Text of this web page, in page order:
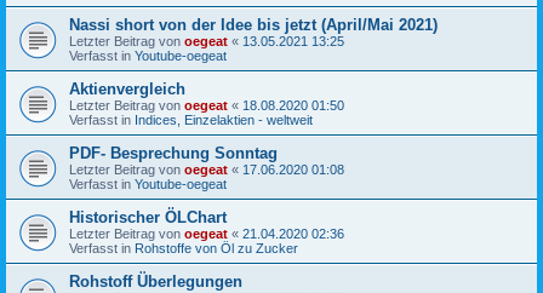
Nassi short von der Idee bis jetzt (April/Mai 2021)
Letzter Beitrag von oegeat « 13.05.2021 13:25
Verfasst in Youtube-oegeat
Aktienvergleich
Letzter Beitrag von oegeat « 18.08.2020 01:50
Verfasst in Indices, Einzelaktien - weltweit
PDF- Besprechung Sonntag
Letzter Beitrag von oegeat « 17.06.2020 01:08
Verfasst in Youtube-oegeat
Historischer ÖLChart
Letzter Beitrag von oegeat « 21.04.2020 02:36
Verfasst in Rohstoffe von Öl zu Zucker
Rohstoff Überlegungen